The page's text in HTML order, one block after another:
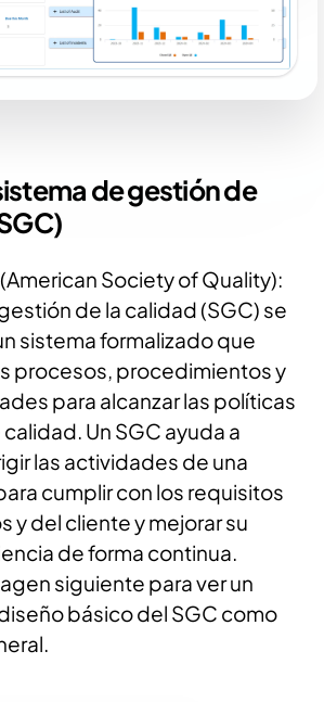
de gestión de
Society of Quality):
de la calidad (SGC) se
sistema formalizado que
procesos, procedimientos y
para alcanzar las políticas
Un SGC ayuda a
las actividades de una
cumplir con los requisitos
y del cliente y mejorar su
de forma continua.
siguiente para ver un
básico del SGC como